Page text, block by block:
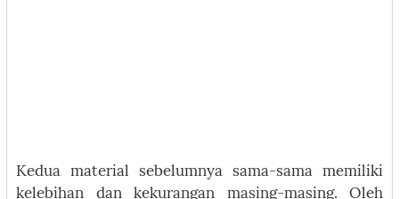
Kedua material sebelumnya sama-sama memiliki
kelebihan dan kekurangan masing-masing. Oleh